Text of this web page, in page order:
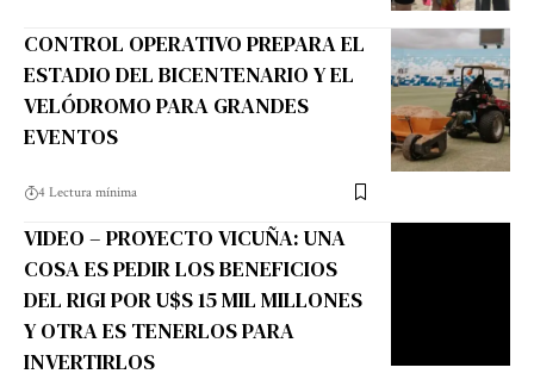
CONTROL OPERATIVO PREPARA EL
ESTADIO DEL BICENTENARIO Y EL
VELÓDROMO PARA GRANDES
EVENTOS
4 Lectura mínima
VIDEO – PROYECTO VICUÑA: UNA
COSA ES PEDIR LOS BENEFICIOS
DEL RIGI POR U$S 15 MIL MILLONES
Y OTRA ES TENERLOS PARA
INVERTIRLOS